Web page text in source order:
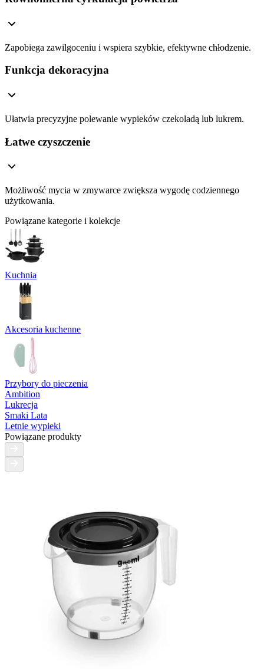
Zapobiega zawilgoceniu i wspiera szybkie, efektywne chłodzenie.
Funkcja dekoracyjna
Ułatwia precyzyjne polewanie wypieków czekoladą lub lukrem.
Łatwe czyszczenie
Możliwość mycia w zmywarce zwiększa wygodę codziennego
użytkowania.
Powiązane kategorie i kolekcje
Kuchnia
Akcesoria kuchenne
Przybory do pieczenia
Ambition
Lukrecja
Smaki Lata
Letnie wypieki
Powiązane produkty